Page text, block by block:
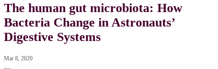
The human gut microbiota: How
Bacteria Change in Astronauts’
Digestive Systems
Mar 8, 2020